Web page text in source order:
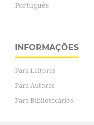
Português
INFORMAÇÕES
Para Leitores
Para Autores
Para Bibliotecários